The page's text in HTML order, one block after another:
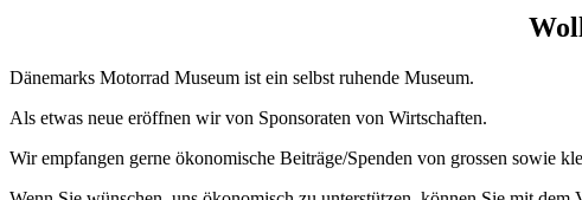
Dänemarks Motorrad Museum ist ein selbst ruhende Museum.
Als etwas neue eröffnen wir von Sponsoraten von Wirtschaften.
Wir empfangen gerne ökonomische Beiträge/Spenden von grossen sowie